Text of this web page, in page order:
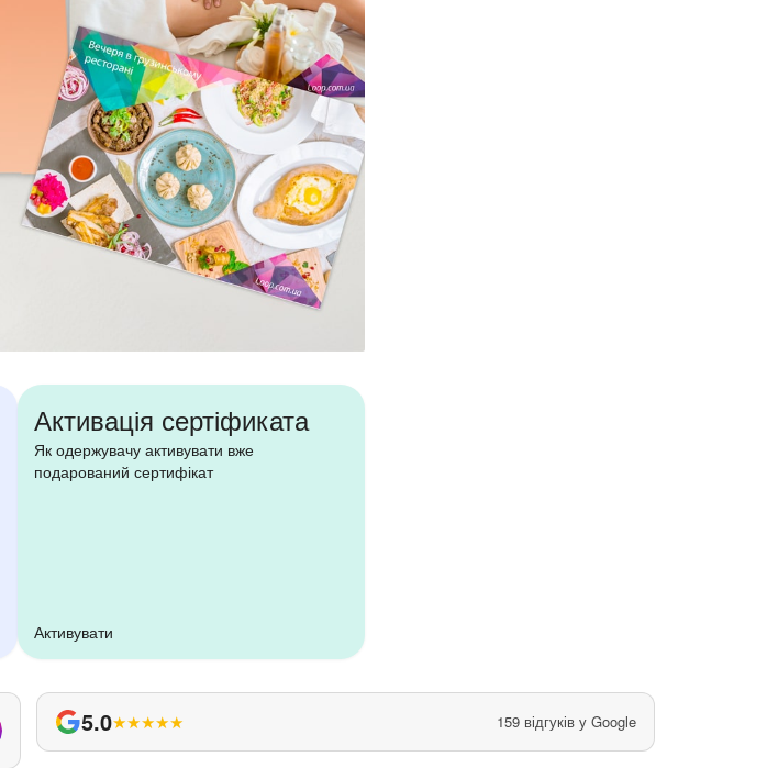
Активація сертіфиката
Як одержувачу активувати вже
подарований сертифікат
Активувати
5.0★★★★★ 159 відгуків у Google